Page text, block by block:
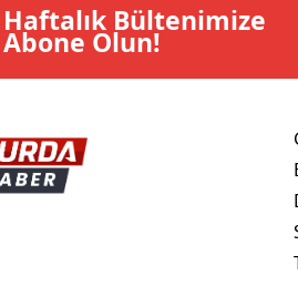
Haftalık Bültenimize
Abone Olun!